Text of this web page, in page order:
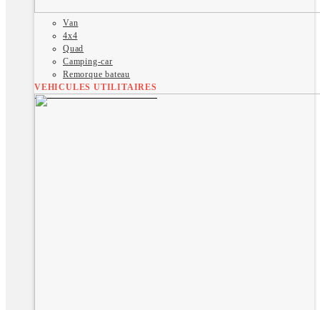
Van
4x4
Quad
Camping-car
Remorque bateau
VEHICULES UTILITAIRES